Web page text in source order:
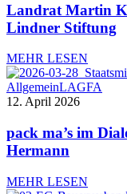
Landrat Martin
Lindner Stiftung
MEHR LESEN
AllgemeinLAGFA
12. April 2026
pack ma’s im
Hermann
MEHR LESEN